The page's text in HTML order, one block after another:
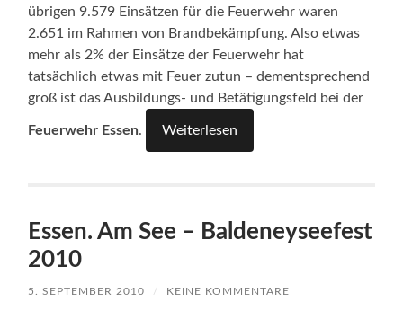
übrigen 9.579 Einsätzen für die Feuerwehr waren
2.651 im Rahmen von Brandbekämpfung. Also etwas
mehr als 2% der Einsätze der Feuerwehr hat
tatsächlich etwas mit Feuer zutun – dementsprechend
groß ist das Ausbildungs- und Betätigungsfeld bei der
Feuerwehr Essen. Weiterlesen
Essen. Am See – Baldeneyseefest
2010
5. SEPTEMBER 2010 / KEINE KOMMENTARE